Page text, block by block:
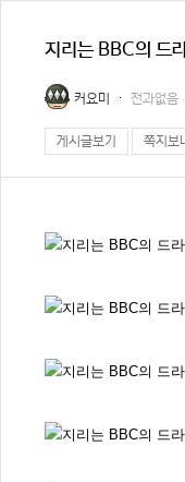
지리는 BBC의 드
커요미 전과없음
게시글보기 쪽지보